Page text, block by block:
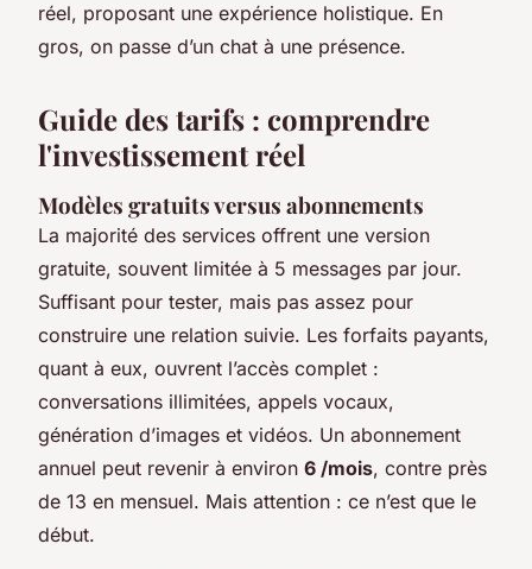
réel, proposant une expérience holistique. En
gros, on passe d’un chat à une présence.
Guide des tarifs : comprendre
l'investissement réel
Modèles gratuits versus abonnements
La majorité des services offrent une version
gratuite, souvent limitée à 5 messages par jour.
Suffisant pour tester, mais pas assez pour
construire une relation suivie. Les forfaits payants,
quant à eux, ouvrent l’accès complet :
conversations illimitées, appels vocaux,
génération d’images et vidéos. Un abonnement
annuel peut revenir à environ 6 /mois, contre près
de 13 en mensuel. Mais attention : ce n’est que le
début.